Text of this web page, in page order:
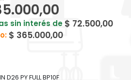
5
sin interés de $ 72.500,00
$ 365.000,00
D26 PY FULL BP10F